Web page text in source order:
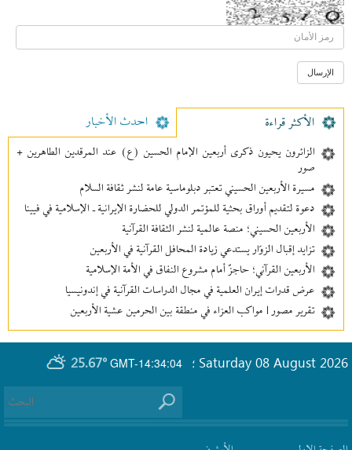
الأکثر قراءة احدث الأخبار
الزائرون يحيون ذكرى أربعين الإمام الحسين (ع) عند المرقدين الطاهرين +
صور
مسيرة الأربعين الحسيني تعتبر دبلوماسية عامة لنشر ثقافة السلام
دعوة لتقديم أوراق بحثية للمؤتمر الدولي للحضارة الإيرانية ـ الإسلامية في فيينا
الأربعين الحسيني؛ منصة عالمية لنشر الثقافة القرآنية
تزايد إقبال الزوّار يستدعي زيادة المحافل القرآنية في الأربعين
الأربعين القرآني؛ حاجزٌ أمام مشروع النفاق في الأمة الإسلامية
عرض قدرات إيران العلمية في مجال الدراسات القرآنية في إندونيسيا
تقرير مصور | مواكب العزاء في منطقة بين‌ الحرمین عشية الأربعين
GMT-14:34:04
25.67° Saturday 08 August 2026 ؛